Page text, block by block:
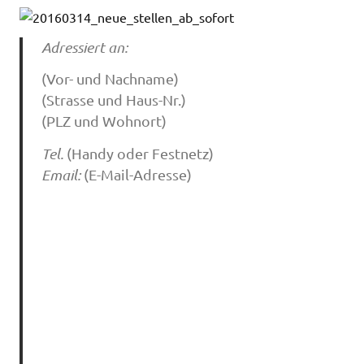
Adressiert an:
(Vor- und Nachname)
(Strasse und Haus-Nr.)
(PLZ und Wohnort)
Tel. (Handy oder Festnetz)
Email:(E-Mail-Adresse)